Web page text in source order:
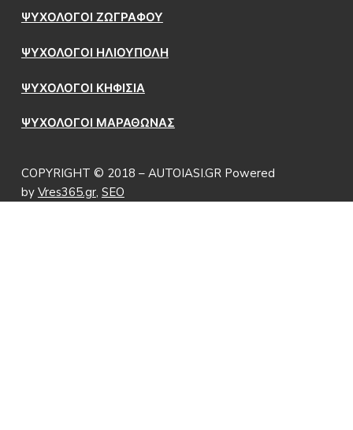
ΨΥΧΟΛΟΓΟΙ ΖΩΓΡΑΦΟΥ
ΨΥΧΟΛΟΓΟΙ ΗΛΙΟΥΠΟΛΗ
ΨΥΧΟΛΟΓΟΙ ΚΗΦΙΣΙΑ
ΨΥΧΟΛΟΓΟΙ ΜΑΡΑΘΩΝΑΣ
COPYRIGHT © 2018 – AUTOIASI.GR Powered
by Vres365.gr, SEO